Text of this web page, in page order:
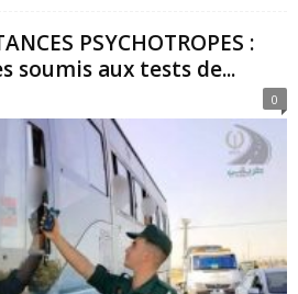
PSYCHOTROPES :
soumis aux tests de...
0